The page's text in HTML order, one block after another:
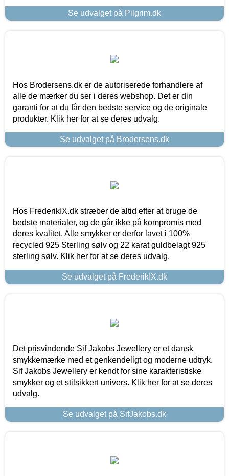
Se udvalget på Pilgrim.dk
Hos Brodersens.dk er de autoriserede forhandlere af
alle de mærker du ser i deres webshop. Det er din
garanti for at du får den bedste service og de originale
produkter. Klik her for at se deres udvalg.
Se udvalget på Brodersens.dk
Hos FrederikIX.dk stræber de altid efter at bruge de
bedste materialer, og de går ikke på kompromis med
deres kvalitet. Alle smykker er derfor lavet i 100%
recycled 925 Sterling sølv og 22 karat guldbelagt 925
sterling sølv. Klik her for at se deres udvalg.
Se udvalget på FrederikIX.dk
Det prisvindende Sif Jakobs Jewellery er et dansk
smykkemærke med et genkendeligt og moderne udtryk.
Sif Jakobs Jewellery er kendt for sine karakteristiske
smykker og et stilsikkert univers. Klik her for at se deres
udvalg.
Se udvalget på SifJakobs.dk